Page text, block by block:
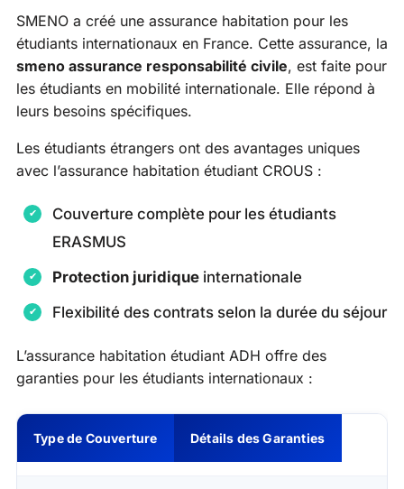
SMENO a créé une assurance habitation pour les
étudiants internationaux en France. Cette assurance, la
smeno assurance responsabilité civile, est faite pour
les étudiants en mobilité internationale. Elle répond à
leurs besoins spécifiques.
Les étudiants étrangers ont des avantages uniques
avec l’assurance habitation étudiant CROUS :
Couverture complète pour les étudiants
ERASMUS
Protection juridique internationale
Flexibilité des contrats selon la durée du séjour
L’assurance habitation étudiant ADH offre des
garanties pour les étudiants internationaux :
Type de Couverture Détails des Garanties